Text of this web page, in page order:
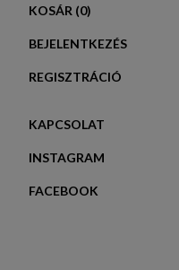
KOSÁR (0)
BEJELENTKEZÉS
REGISZTRÁCIÓ
KAPCSOLAT
INSTAGRAM
FACEBOOK